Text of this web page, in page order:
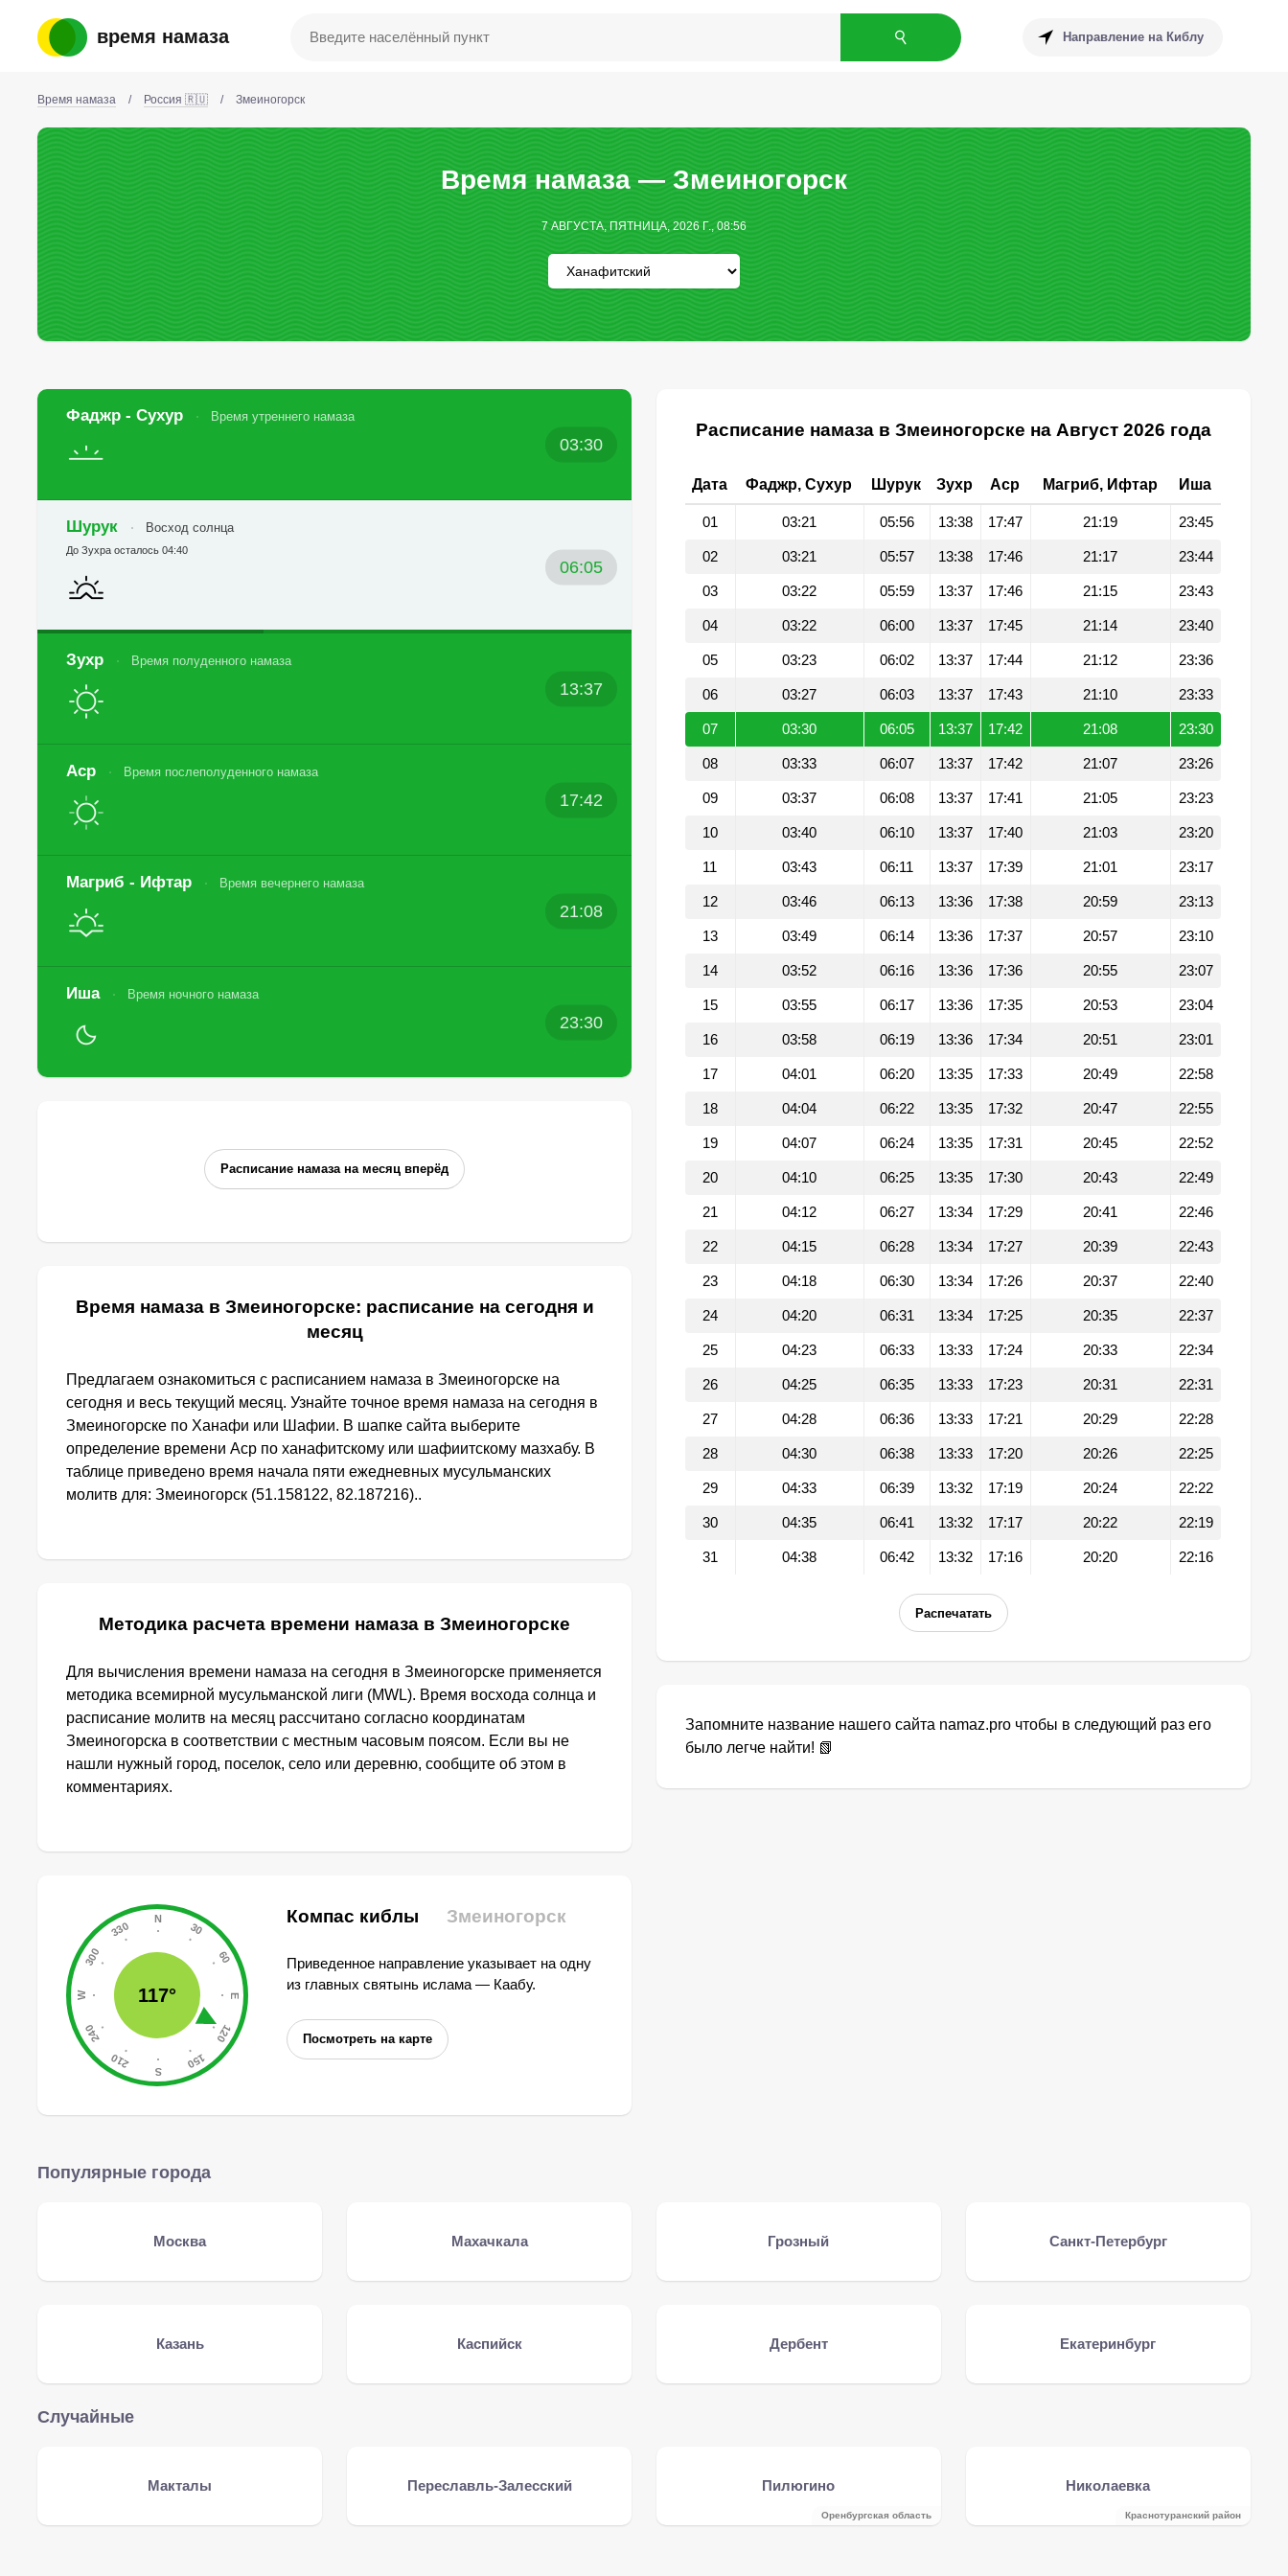
время намаза Направление на Киблу
Время намаза / Россия 🇷🇺 / Змеиногорск
Время намаза — Змеиногорск
7 АВГУСТА, ПЯТНИЦА, 2026 Г., 08:56
Фаджр - Сухур Время утреннего намаза
03:30
Шурук Восход солнца
06:05
До Зухра осталось 04:40
Зухр Время полуденного намаза
13:37
Аср Время послеполуденного намаза
17:42
Магриб - Ифтар Время вечернего намаза
21:08
Иша Время ночного намаза
23:30
Расписание намаза на месяц вперёд
Время намаза в Змеиногорске: расписание на сегодня и
месяц
Предлагаем ознакомиться с расписанием намаза в Змеиногорске на
сегодня и весь текущий месяц. Узнайте точное время намаза на сегодня в
Змеиногорске по Ханафи или Шафии. В шапке сайта выберите
определение времени Аср по ханафитскому или шафиитскому мазхабу. В
таблице приведено время начала пяти ежедневных мусульманских
молитв для: Змеиногорск (51.158122, 82.187216)..
Методика расчета времени намаза в Змеиногорске
Для вычисления времени намаза на сегодня в Змеиногорске применяется
методика всемирной мусульманской лиги (MWL). Время восхода солнца и
расписание молитв на месяц рассчитано согласно координатам
Змеиногорска в соответствии с местным часовым поясом. Если вы не
нашли нужный город, поселок, село или деревню, сообщите об этом в
комментариях.
117°
Компас киблы Змеиногорск
Приведенное направление указывает на одну
из главных святынь ислама — Каабу.
Посмотреть на карте
Расписание намаза в Змеиногорске на Август 2026 года
Дата Фаджр, Сухур Шурук Зухр Аср Магриб, Ифтар Иша
01 03:21 05:56 13:38 17:47 21:19 23:45
02 03:21 05:57 13:38 17:46 21:17 23:44
03 03:22 05:59 13:37 17:46 21:15 23:43
04 03:22 06:00 13:37 17:45 21:14 23:40
05 03:23 06:02 13:37 17:44 21:12 23:36
06 03:27 06:03 13:37 17:43 21:10 23:33
07 03:30 06:05 13:37 17:42 21:08 23:30
08 03:33 06:07 13:37 17:42 21:07 23:26
09 03:37 06:08 13:37 17:41 21:05 23:23
10 03:40 06:10 13:37 17:40 21:03 23:20
11 03:43 06:11 13:37 17:39 21:01 23:17
12 03:46 06:13 13:36 17:38 20:59 23:13
13 03:49 06:14 13:36 17:37 20:57 23:10
14 03:52 06:16 13:36 17:36 20:55 23:07
15 03:55 06:17 13:36 17:35 20:53 23:04
16 03:58 06:19 13:36 17:34 20:51 23:01
17 04:01 06:20 13:35 17:33 20:49 22:58
18 04:04 06:22 13:35 17:32 20:47 22:55
19 04:07 06:24 13:35 17:31 20:45 22:52
20 04:10 06:25 13:35 17:30 20:43 22:49
21 04:12 06:27 13:34 17:29 20:41 22:46
22 04:15 06:28 13:34 17:27 20:39 22:43
23 04:18 06:30 13:34 17:26 20:37 22:40
24 04:20 06:31 13:34 17:25 20:35 22:37
25 04:23 06:33 13:33 17:24 20:33 22:34
26 04:25 06:35 13:33 17:23 20:31 22:31
27 04:28 06:36 13:33 17:21 20:29 22:28
28 04:30 06:38 13:33 17:20 20:26 22:25
29 04:33 06:39 13:32 17:19 20:24 22:22
30 04:35 06:41 13:32 17:17 20:22 22:19
31 04:38 06:42 13:32 17:16 20:20 22:16
Распечатать
Запомните название нашего сайта namaz.pro чтобы в следующий раз его
было легче найти! 📗
Популярные города
Москва Махачкала Грозный Санкт-Петербург
Казань Каспийск Дербент Екатеринбург
Случайные
Макталы Переславль-Залесский Пилюгино
Оренбургская область
Николаевка
Краснотуранский район